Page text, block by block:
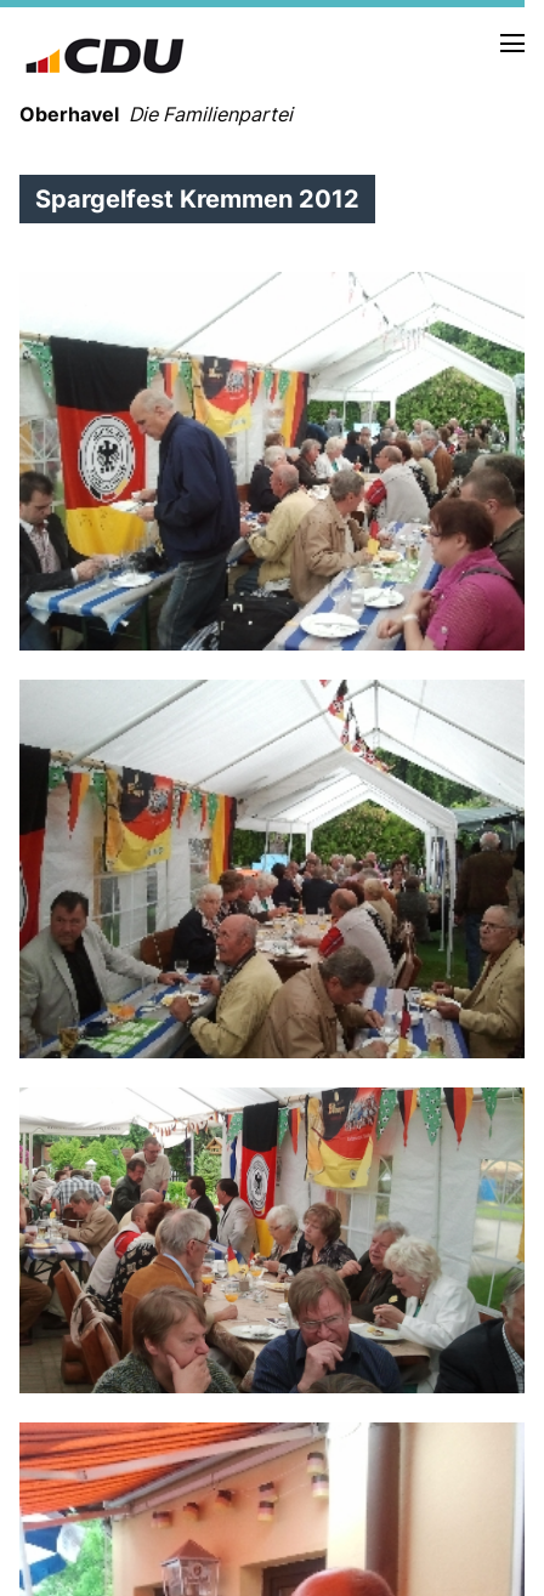
Oberhavel Die Familienpartei
TERMINE
KREISVORSTAND
ORTSVERBÄNDE
VEREINIGUNGEN
Kreistagsfraktion
Leitprogramm der CDU Oberhavel
BILDER
Mitmachen
Spargelfest Kremmen 2012